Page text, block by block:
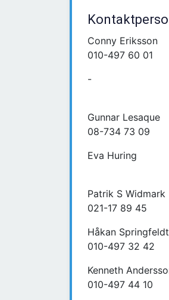
Conny Eriksson
010-497 60 01
-
Gunnar Lesaque
08-734 73 09
Eva Huring
Patrik S Widmark
021-17 89 45
Håkan Springfeldt
010-497 32 42
Kenneth
010-497 44 10